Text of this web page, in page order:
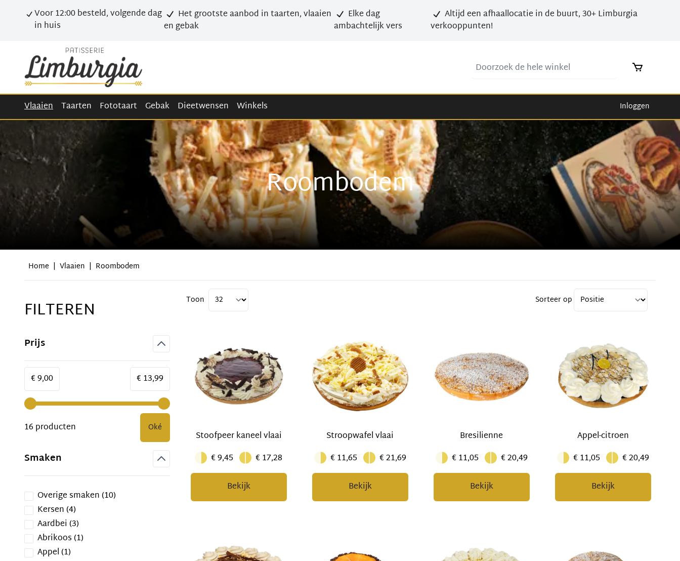
Voor 12:00 besteld, volgende dag
in huis
Het grootste aanbod in taarten, vlaaien
en gebak
Elke dag
ambachtelijk vers
Altijd een afhaallocatie in de buurt, 30+ Limburgia
verkooppunten!
Doorzoek de hele winkel
Vlaaien Taarten Fototaart Gebak Dieetwensen Winkels Inloggen
Roombodem
Home | Vlaaien | Roombodem
FILTEREN
Prijs
filter
Minimum value
€ 9,00 Maximale Waarde
€ 13,99
16 producten Oké
Smaken
filter
Overige smaken (10products available
)
Kersen (4products available
)
Aardbei (3products available
)
Abrikoos (1products available
)
Appel (1products available
)
Toon Sorteer op
Stoofpeer kaneel vlaai
€ 9,45
€ 17,28
Bekijk
Stroopwafel vlaai
€ 11,65
€ 21,69
Bekijk
Bresilienne
€ 11,05
€ 20,49
Bekijk
Appel-citroen
€ 11,05
€ 20,49
Bekijk